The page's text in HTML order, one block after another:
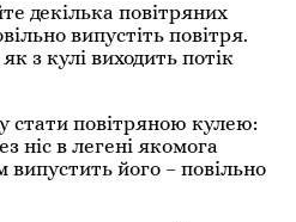
декілька повітряних
випустіть повітря.
з кулі виходить потік
стати повітряною кулею:
ніс в легені якомога
випустить його – повільно